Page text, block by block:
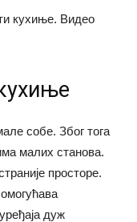
кухиње. Видео
собе. Због тога
малих станова.
просторе.
дуж